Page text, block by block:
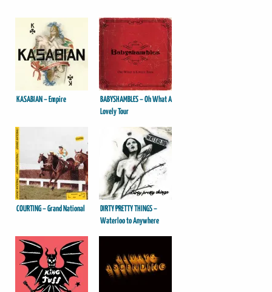
KASABIAN – Empire
BABYSHAMBLES – Oh What A
Lovely Tour
COURTING – Grand National
DIRTY PRETTY THINGS –
Waterloo to Anywhere